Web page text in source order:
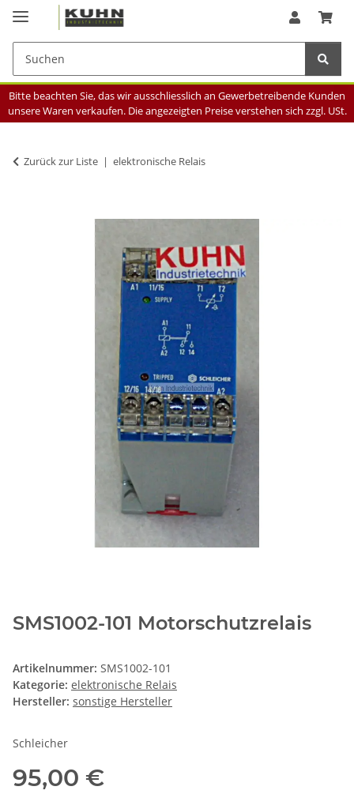
Bitte beachten Sie, das wir ausschliesslich an Gewerbetreibende Kunden
unsere Waren verkaufen. Die angezeigten Preise verstehen sich zzgl. USt.
Zurück zur Liste elektronische Relais
SMS1002-101 Motorschutzrelais
Artikelnummer: SMS1002-101
Kategorie: elektronische Relais
Hersteller: sonstige Hersteller
Schleicher
95,00 €